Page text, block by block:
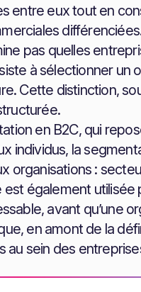
entre eux tout en
pas quelles
à sélectionner
Cette distinction,
en B2C, qui
individus, la
organisations :
également
avant qu’une
en amont de la
au sein des